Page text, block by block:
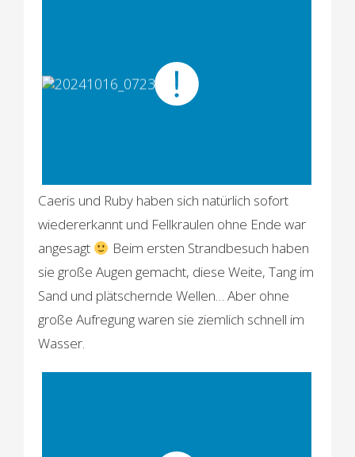
Caeris und Ruby haben sich natürlich sofort
wiedererkannt und Fellkraulen ohne Ende war
angesagt
Beim ersten Strandbesuch haben
sie große Augen gemacht, diese Weite, Tang im
Sand und plätschernde Wellen… Aber ohne
große Aufregung waren sie ziemlich schnell im
Wasser.